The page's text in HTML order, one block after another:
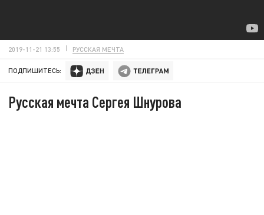
2019-11-21 13:55 РУССКАЯ МЕЧТА
ПОДПИШИТЕСЬ:
Русская мечта Сергея Шнурова